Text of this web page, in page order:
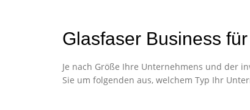
Glasfaser Business
Je nach Größe Ihre Unternehmens und der
Sie um folgenden aus, welchem Typ Ihr